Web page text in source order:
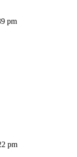
pm
pm